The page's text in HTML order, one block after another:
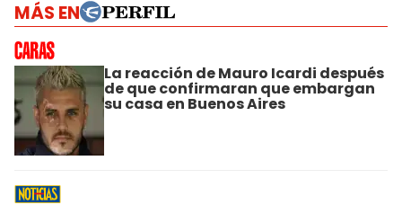
MÁS EN
La reacción de Mauro Icardi después
de que confirmaran que embargan
su casa en Buenos Aires